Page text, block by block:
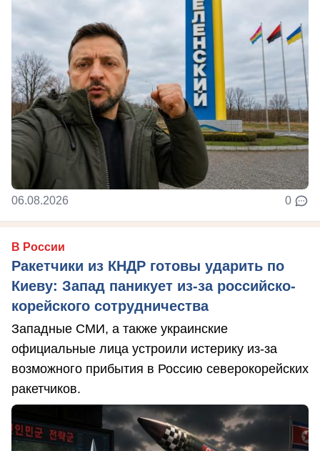
06.08.2026 0
В России
Ракетчики из КНДР готовы ударить по
Киеву: Запад паникует из-за российско-
корейского сотрудничества
Западные СМИ, а также украинские
официальные лица устроили истерику из-за
возможного прибытия в Россию северокорейских
ракетчиков.